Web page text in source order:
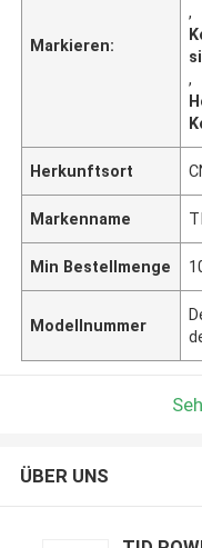
Markieren:
,
,
Herkunftsort
Markenname
Min Bestellmenge
Modellnummer
ÜBER UNS